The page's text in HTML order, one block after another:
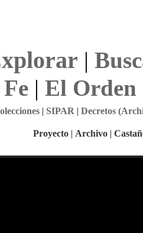
|
| El Orden
| SIPAR | Decretos
Proyecto | Archivo |